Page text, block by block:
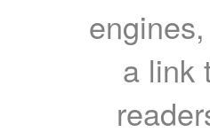
a link